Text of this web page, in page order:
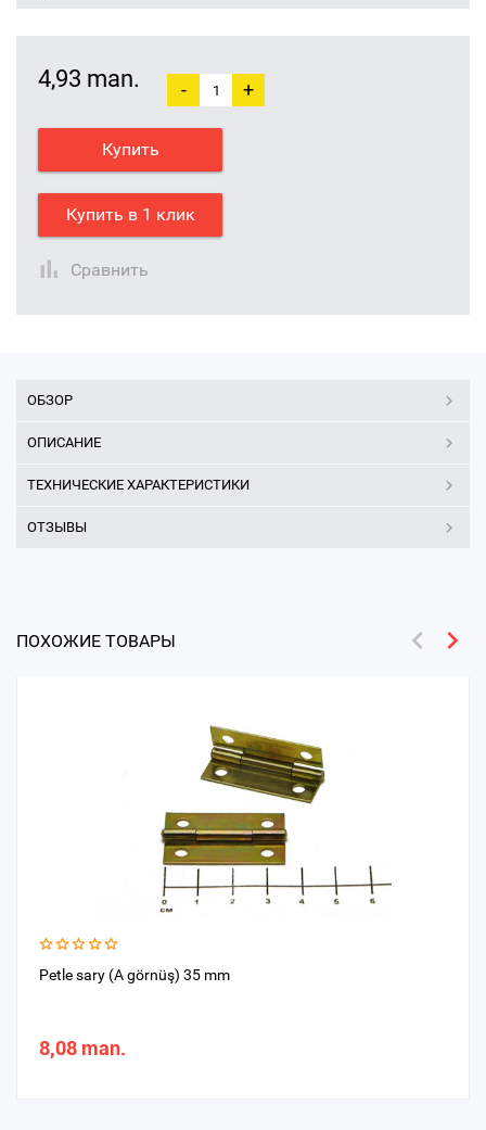
4,93 man. - +
Купить
Купить в 1 клик
Сравнить
ОБЗОР
ОПИСАНИЕ
ТЕХНИЧЕСКИЕ ХАРАКТЕРИСТИКИ
ОТЗЫВЫ
ПОХОЖИЕ ТОВАРЫ
Petle sary (A görnüş) 35 mm
8,08 man.